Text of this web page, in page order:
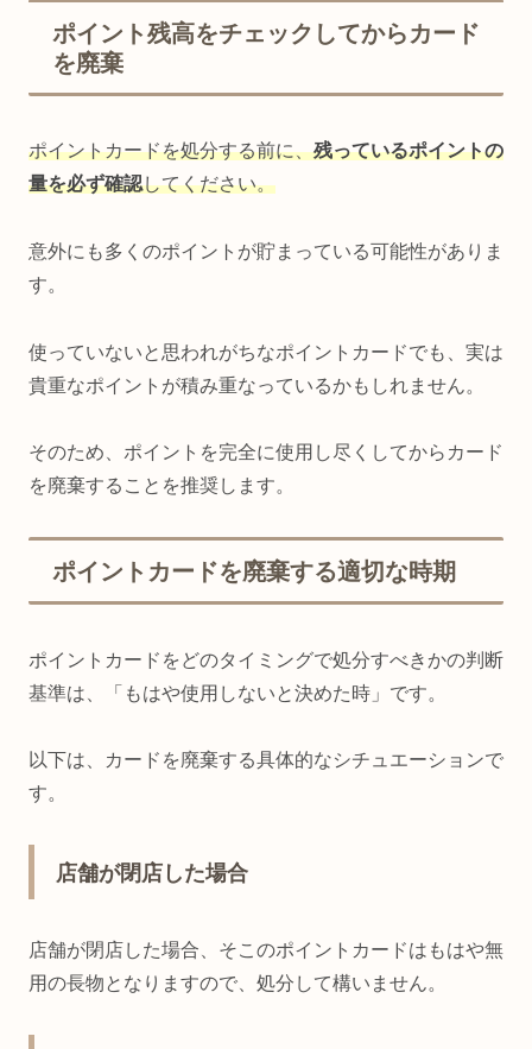
ポイント残高をチェックしてからカード
を廃棄
ポイントカードを処分する前に、残っているポイントの
量を必ず確認してください。
意外にも多くのポイントが貯まっている可能性がありま
す。
使っていないと思われがちなポイントカードでも、実は
貴重なポイントが積み重なっているかもしれません。
そのため、ポイントを完全に使用し尽くしてからカード
を廃棄することを推奨します。
ポイントカードを廃棄する適切な時期
ポイントカードをどのタイミングで処分すべきかの判断
基準は、「もはや使用しないと決めた時」です。
以下は、カードを廃棄する具体的なシチュエーションで
す。
店舗が閉店した場合
店舗が閉店した場合、そこのポイントカードはもはや無
用の長物となりますので、処分して構いません。